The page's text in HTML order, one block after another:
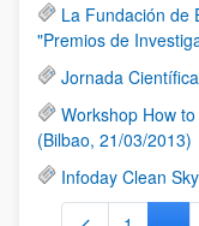
La Fundación de
"Premios de
Jornada
Workshop How
(Bilbao, 21/03/2013)
Infoday Clean